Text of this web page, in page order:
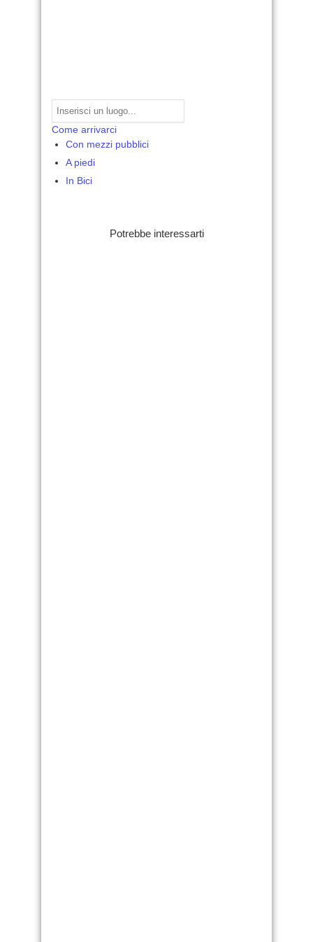
Come arrivarci
Con mezzi pubblici
A piedi
In Bici
Potrebbe interessarti